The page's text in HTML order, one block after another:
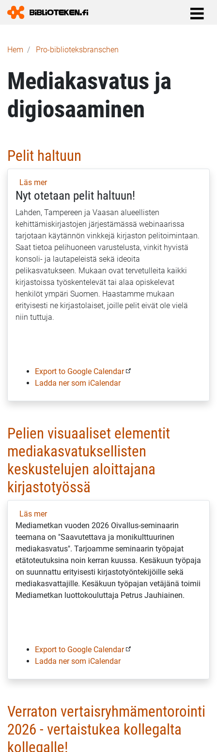
Länkstig
Hem Pro-biblioteks­branschen
Mediakasvatus ja
digiosaaminen
Pelit haltuun
Läs merom
Pelit
Nyt otetaan pelit haltuun!
Lahden, Tampereen ja Vaasan alueellisten
kehittämiskirjastojen järjestämässä webinaarissa
tarjotaan käytännön vinkkejä kirjaston pelitoimintaan.
Saat tietoa pelihuoneen varustelusta, vinkit hyvistä
konsoli- ja lautapeleistä sekä ideoita
pelikasvatukseen. Mukaan ovat tervetulleita kaikki
kirjastoissa työskentelevät tai alaa opiskelevat
henkilöt ympäri Suomen. Haastamme mukaan
erityisesti ne kirjastolaiset, joille pelit eivät ole vielä
niin tuttuja.
Export to Google Calendar
Ladda ner som iCalendar
Pelien visuaaliset elementit
mediakasvatuksellisten
keskustelujen aloittajana
kirjastotyössä
Läs merom
Pelien
visuaaliset
elementit
mediakasvatuksellisten
keskustelujen
aloittajana
kirjastotyössä
Mediametkan vuoden 2026 Oivallus-seminaarin
teemana on "Saavutettava ja monikulttuurinen
mediakasvatus". Tarjoamme seminaarin työpajat
etätoteutuksina noin kerran kuussa. Kesäkuun työpaja
on suunnattu erityisesti kirjastotyöntekijöille sekä
mediakasvattajille. Kesäkuun työpajan vetäjänä toimii
Mediametkan luottokouluttaja Petrus Jauhiainen.
Export to Google Calendar
Ladda ner som iCalendar
Verraton vertaisryhmämentorointi
2026 - vertaistukea kollegalta
kollegalle!